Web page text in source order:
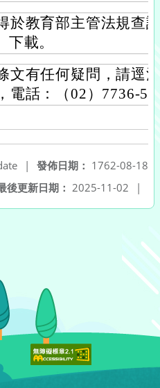
於教育部主管法規查
下載。
文有任何疑問，請逕
電話：（02）7736-
發佈日期： 1762-08-18
|
後更新日期： 2025-11-02 |